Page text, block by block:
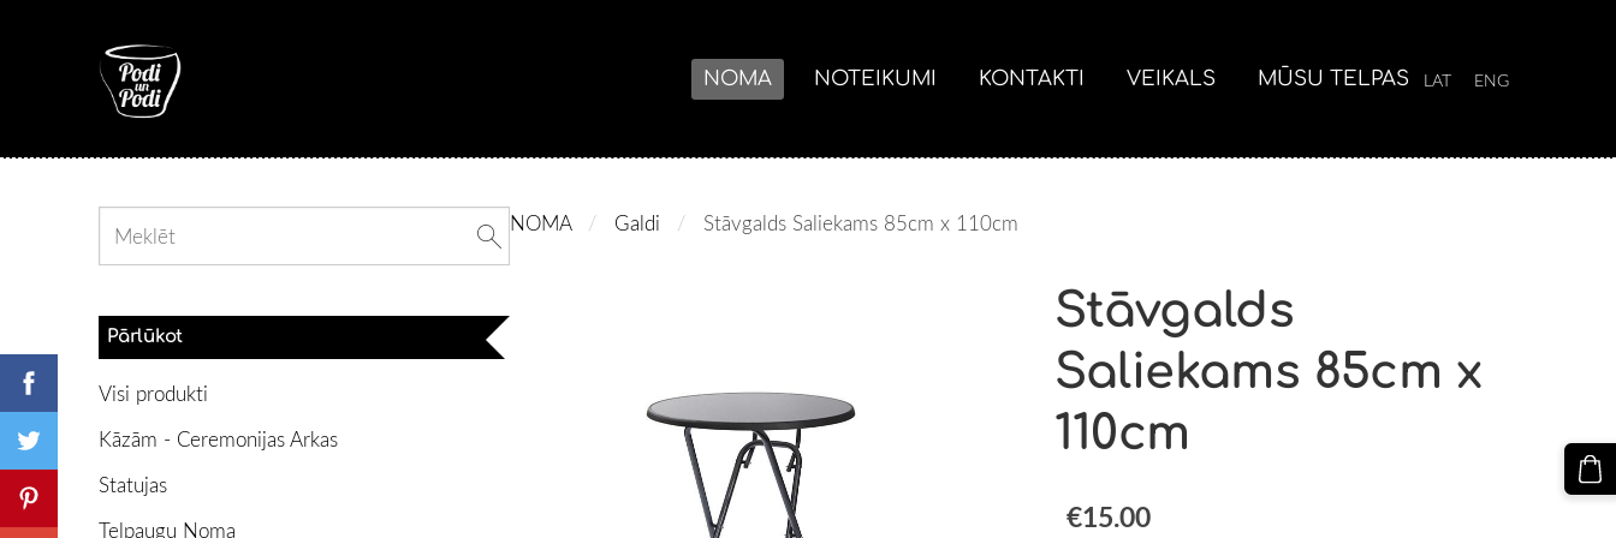
NOMA NOTEIKUMI KONTAKTI VEIKALS MŪSU TELPAS LAT ENG
Pārlūkot
Visi produkti
Kāzām - Ceremonijas Arkas
Statujas
Telpaugu Noma
NOMA Galdi Stāvgalds Saliekams 85cm x 110cm
Stāvgalds
Saliekams 85cm x
110cm
€15.00